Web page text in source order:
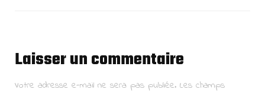
Laisser un commentaire
Votre adresse e-mail ne sera pas publiée. Les champs